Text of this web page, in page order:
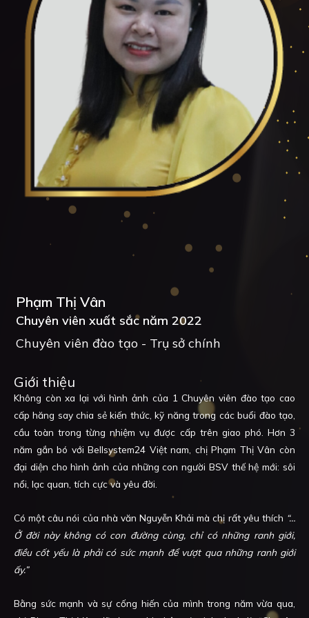
Phạm Thị Vân
Chuyên viên xuất sắc năm 2022
Chuyên viên đào tạo - Trụ sở chính
Giới thiệu
Không còn xa lại với hình ảnh của 1 Chuyên viên đào tạo cao
cấp hăng say chia sẻ kiến thức, kỹ năng trong các buổi đào tạo,
cầu toàn trong từng nhiệm vụ được cấp trên giao phó. Hơn 3
năm gắn bó với Bellsystem24 Việt nam, chị Phạm Thị Vân còn
đại diện cho hình ảnh của những con người BSV thế hệ mới: sôi
nổi, lạc quan, tích cực và yêu đời.
Có một câu nói của nhà văn Nguyễn Khải mà chị rất yêu thích “…
Ở đời này không có con đường cùng, chỉ có những ranh giới,
điều cốt yếu là phải có sức mạnh để vượt qua những ranh giới
ấy.”
Bằng sức mạnh và sự cống hiến của mình trong năm vừa qua,